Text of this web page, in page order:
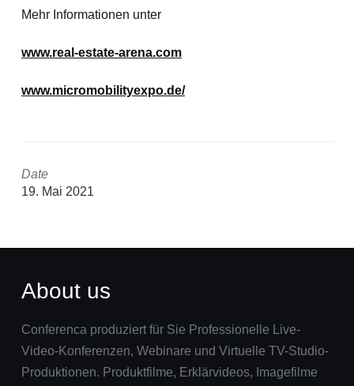
Mehr Informationen unter
www.real-estate-arena.com
www.micromobilityexpo.de/
Date
19. Mai 2021
About us
Conferenca produziert für Sie Professionelle Live-
Video-Konferenzen, Webinare und Virtuelle TV-Studio-
Produktionen. Produktfilme, Erklärvideos, Imagefilme